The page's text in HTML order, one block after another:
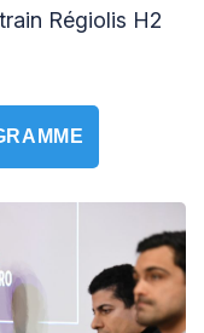
Régiolis H2